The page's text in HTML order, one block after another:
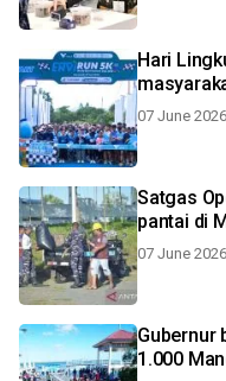
Hari
07 June
Satgas
pantai di
07 June
Gubernur
1.000